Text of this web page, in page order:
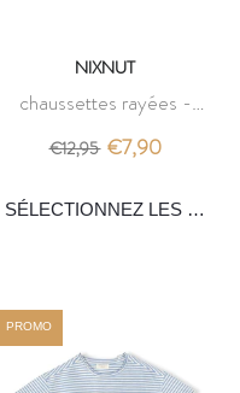
NIXNUT
chaussettes rayées -
bordeaux - nixnut
€12,95 €7,90
PROMO